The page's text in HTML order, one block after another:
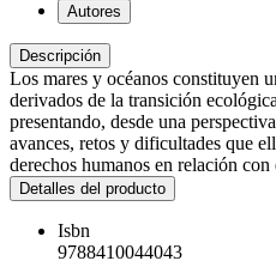
Autores
Descripción
Los mares y océanos constituyen
derivados de la transición
presentando, desde una
avances, retos y dificultades que
derechos humanos en relación con
Detalles del producto
Isbn
9788410044043